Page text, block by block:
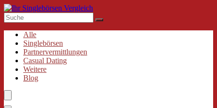
Alle
Singlebörsen
Partnervermittlungen
Casual Dating
Weitere
Blog